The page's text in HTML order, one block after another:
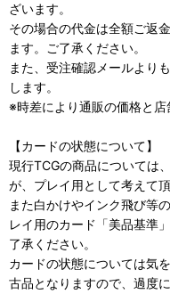
ざいます。
その場合の代金は全額ご返
ます。ご了承ください。
また、受注確認メールより
します。
※時差により通販の価格と店
【カードの状態について】
現行TCGの商品については
が、プレイ用として考えて
また白かけやインク飛び等
レイ用のカード「美品基準
了承ください。
カードの状態については気
古品となりますので、過度